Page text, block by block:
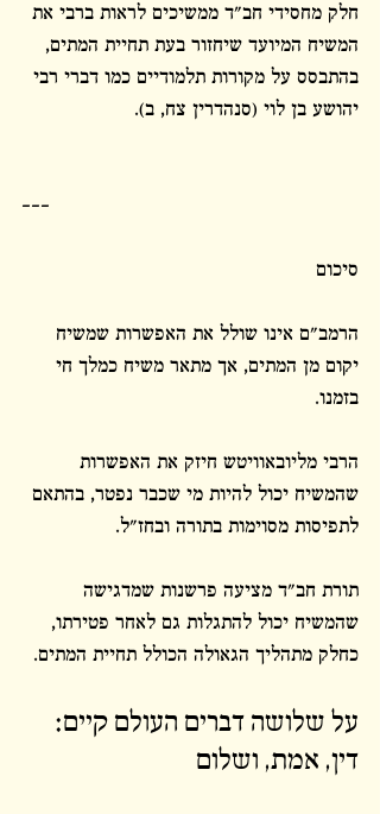
חלק מחסידי חב"ד ממשיכים לראות ברבי את
המשיח המיועד שיחזור בעת תחיית המתים,
בהתבסס על מקורות תלמודיים כמו דברי רבי
יהושע בן לוי (סנהדרין צח, ב).
---
סיכום
הרמב"ם אינו שולל את האפשרות שמשיח
יקום מן המתים, אך מתאר משיח כמלך חי
בזמנו.
הרבי מליובאוויטש חיזק את האפשרות
שהמשיח יכול להיות מי שכבר נפטר, בהתאם
לתפיסות מסוימות בתורה ובחז"ל.
תורת חב"ד מציעה פרשנות שמדגישה
שהמשיח יכול להתגלות גם לאחר פטירתו,
כחלק מתהליך הגאולה הכולל תחיית המתים.
על שלושה דברים העולם קיים:
דין, אמת, ושלום